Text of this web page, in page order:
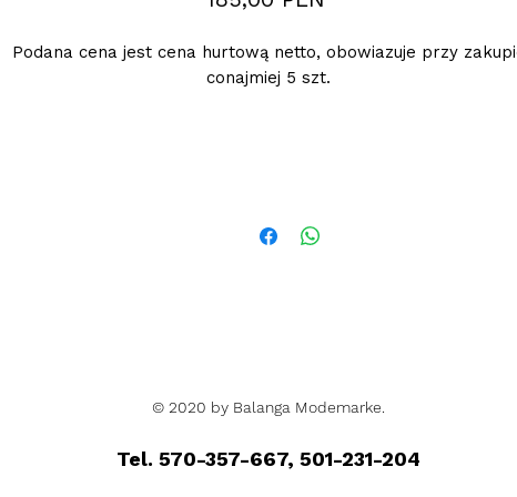
Podana cena jest cena hurtową netto, obowiazuje przy
conajmiej 5 szt.
© 2020 by Balanga Modemarke.
Tel. 570-357-667, 501-231-204